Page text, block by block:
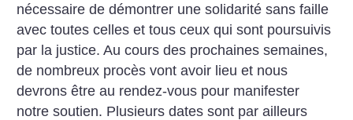
nécessaire de démontrer une solidarité sans faille
avec toutes celles et tous ceux qui sont poursuivis
par la justice. Au cours des prochaines semaines,
de nombreux procès vont avoir lieu et nous
devrons être au rendez-vous pour manifester
notre soutien. Plusieurs dates sont par ailleurs